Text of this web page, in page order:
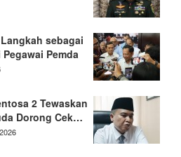
sebagai
Pemda
2 Tewaskan
Dorong Cek…